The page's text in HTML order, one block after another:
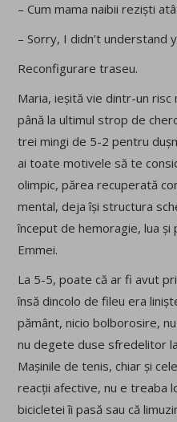
– Cum mama naibii reziști
– Sorry, I didn’t understand
Reconfigurare traseu.
Maria, ieșită vie dintr-un
până la ultimul strop de
trei mingi de 5-2 pentru
ai toate motivele să te
olimpic, părea recuperată
mental, deja își structura
început de hemoragie, lua și
Emmei.
La 5-5, poate că ar fi avut
însă dincolo de fileu era
pământ, nicio bolborosire,
nu degete duse sfredelitor
Mașinile de tenis, chiar și
reacții afective, nu e treaba
bicicletei îi pasă sau că